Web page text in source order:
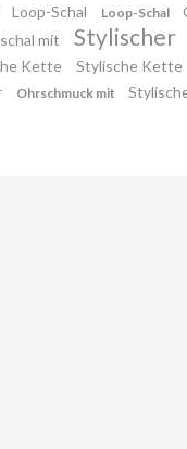
Loop-Schal Loop-Schal
mit Stylischer
Kette Stylische Kette
Ohrschmuck mit